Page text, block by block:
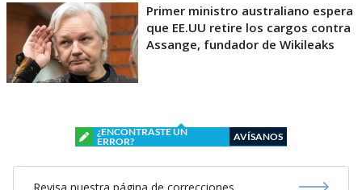
Primer ministro australiano espera
que EE.UU retire los cargos contra
Assange, fundador de Wikileaks
¿ENCONTRASTE UN
ERROR?
AVÍSANOS
Revisa nuestra página de correcciones